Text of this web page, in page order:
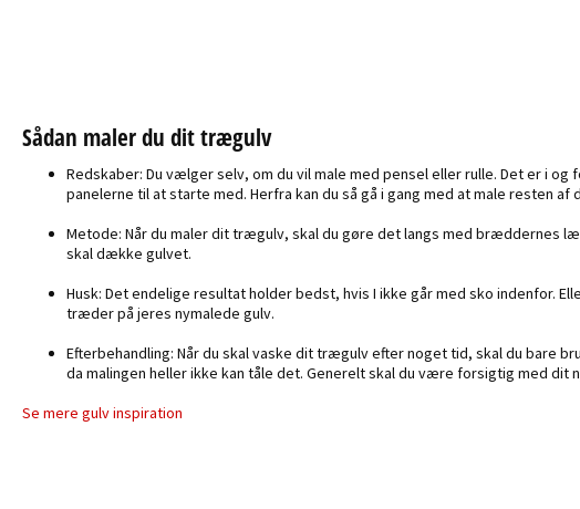
Sådan maler du dit trægulv
Redskaber: Du vælger selv, om du vil male med pensel eller rulle. Det er i
panelerne til at starte med. Herfra kan du så gå i gang med at male resten af
Metode: Når du maler dit trægulv, skal du gøre det langs med bræddernes
skal dække gulvet.
Husk: Det endelige resultat holder bedst, hvis I ikke går med sko indenfor.
træder på jeres nymalede gulv.
Efterbehandling: Når du skal vaske dit trægulv efter noget tid, skal du bare
da malingen heller ikke kan tåle det. Generelt skal du være forsigtig med
Se mere gulv inspiration